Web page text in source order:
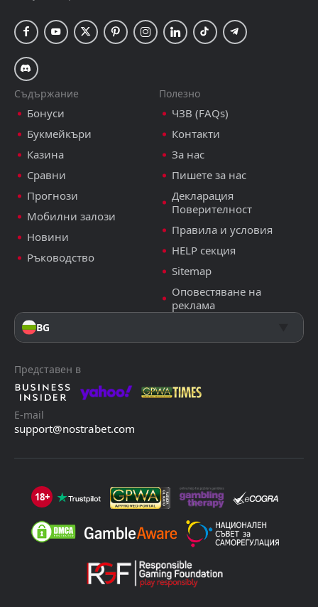
Съдържание
Бонуси
Букмейкъри
Казина
Сравни
Прогнози
Мобилни залози
Новини
Ръководство
Полезно
ЧЗВ (FAQs)
Контакти
За нас
Пишете за нас
Декларация
Поверителност
Правила и условия
HELP секция
Sitemap
Оповестяване на
реклама
BG
Представен в
E-mail
support@nostrabet.com
18+